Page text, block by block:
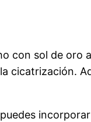
con sol de oro
cicatrización.